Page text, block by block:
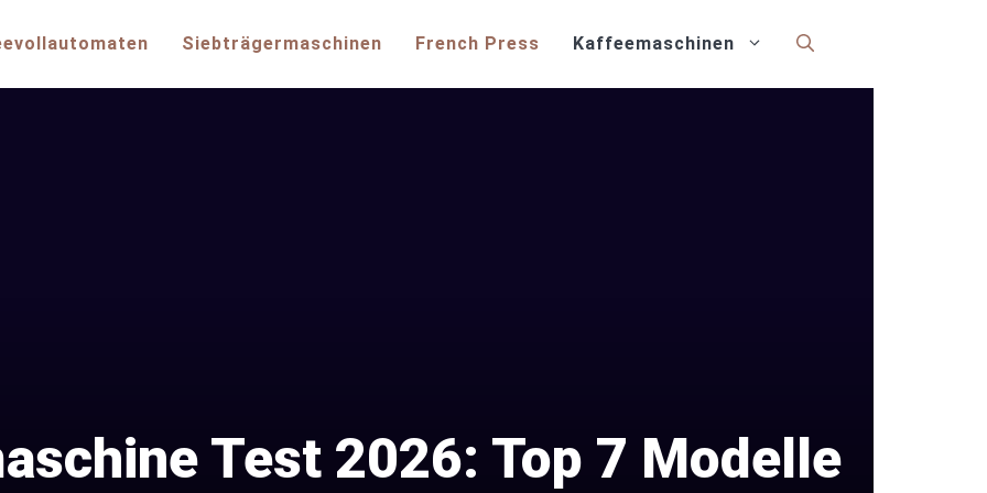
Siebträgermaschinen French Press Kaffeemaschinen
Test 2026: Top 7 Modelle